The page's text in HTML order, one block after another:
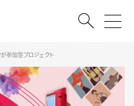
会員登録
参加型プロジェクト